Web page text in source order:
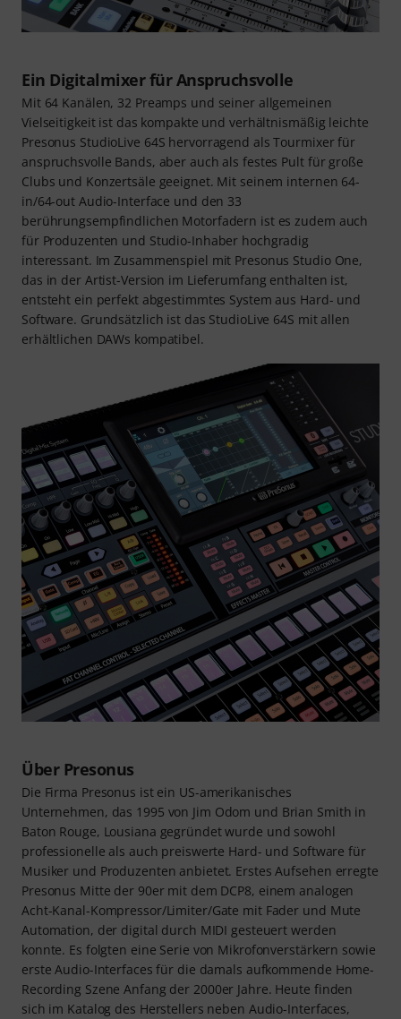
Ein Digitalmixer für Anspruchsvolle
Mit 64 Kanälen, 32 Preamps und seiner allgemeinen
Vielseitigkeit ist das kompakte und verhältnismäßig leichte
Presonus StudioLive 64S hervorragend als Tourmixer für
anspruchsvolle Bands, aber auch als festes Pult für große
Clubs und Konzertsäle geeignet. Mit seinem internen 64-
in/64-out Audio-Interface und den 33
berührungsempfindlichen Motorfadern ist es zudem auch
für Produzenten und Studio-Inhaber hochgradig
interessant. Im Zusammenspiel mit Presonus Studio One,
das in der Artist-Version im Lieferumfang enthalten ist,
entsteht ein perfekt abgestimmtes System aus Hard- und
Software. Grundsätzlich ist das StudioLive 64S mit allen
erhältlichen DAWs kompatibel.
Über Presonus
Die Firma Presonus ist ein US-amerikanisches
Unternehmen, das 1995 von Jim Odom und Brian Smith in
Baton Rouge, Lousiana gegründet wurde und sowohl
professionelle als auch preiswerte Hard- und Software für
Musiker und Produzenten anbietet. Erstes Aufsehen erregte
Presonus Mitte der 90er mit dem DCP8, einem analogen
Acht-Kanal-Kompressor/Limiter/Gate mit Fader und Mute
Automation, der digital durch MIDI gesteuert werden
konnte. Es folgten eine Serie von Mikrofonverstärkern sowie
erste Audio-Interfaces für die damals aufkommende Home-
Recording Szene Anfang der 2000er Jahre. Heute finden
sich im Katalog des Herstellers neben Audio-Interfaces,